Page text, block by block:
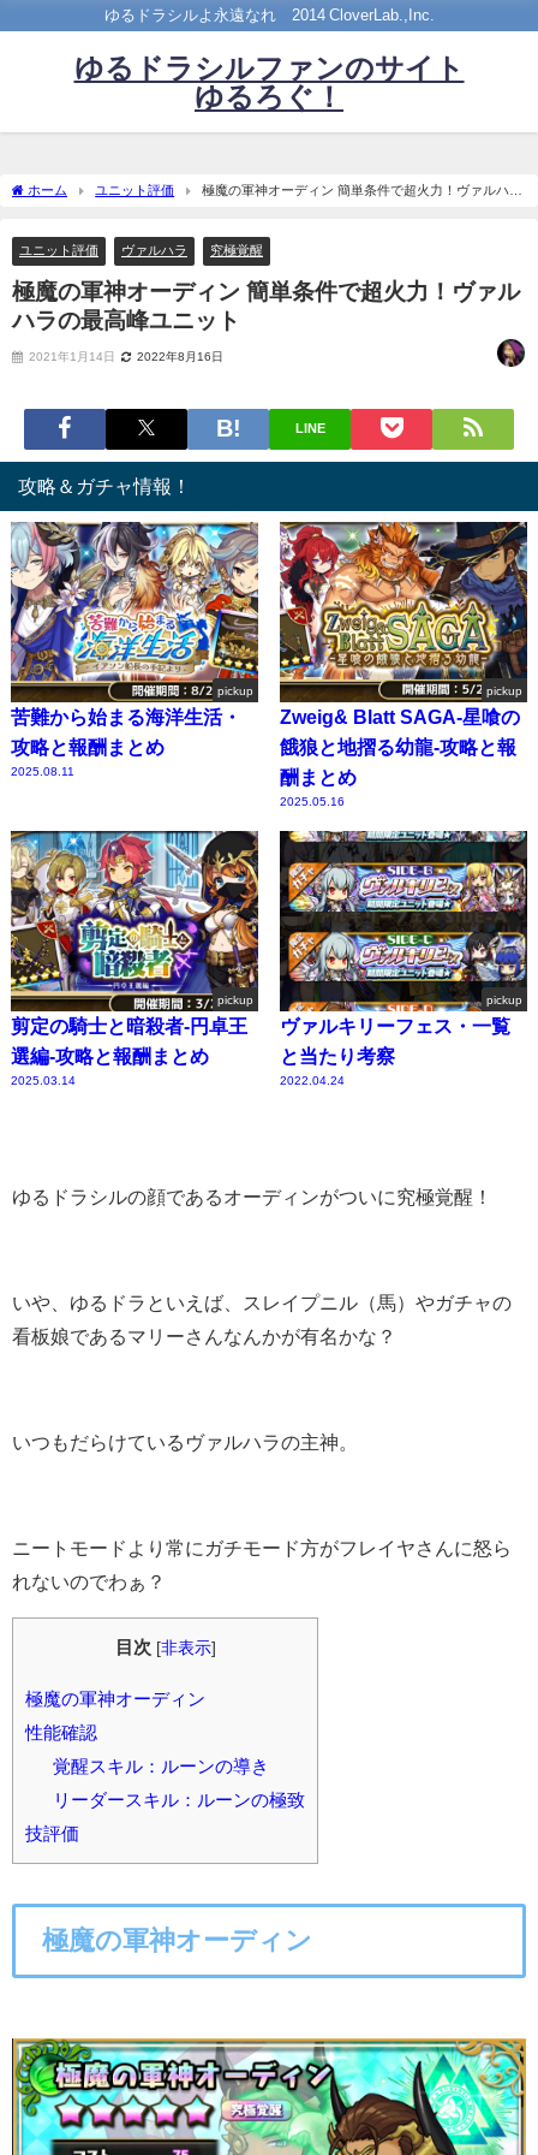
ゆるドラシルよ永遠なれ©2014 CloverLab.,Inc.
ゆるドラシルファンのサイト
ゆるろぐ！
ホーム ユニット評価
極魔の軍神オーディン 簡単条件で超火力！ヴァルハラ
ユニット評価 ヴァルハラ 究極覚醒
極魔の軍神オーディン 簡単条件で超火力！ヴァル
ハラの最高峰ユニット
2021年1月14日 2022年8月16日
LINE
攻略＆ガチャ情報！
pickup
苦難から始まる海洋生活・
攻略と報酬まとめ
2025.08.11
pickup
Zweig& Blatt SAGA-星喰の
餓狼と地摺る幼龍-攻略と報
酬まとめ
2025.05.16
pickup
剪定の騎士と暗殺者-円卓王
選編-攻略と報酬まとめ
2025.03.14
pickup
ヴァルキリーフェス・一覧
と当たり考察
2022.04.24
ゆるドラシルの顔であるオーディンがついに究極覚醒！
いや、ゆるドラといえば、スレイプニル（馬）やガチャの
看板娘であるマリーさんなんかが有名かな？
いつもだらけているヴァルハラの主神。
ニートモードより常にガチモード方がフレイヤさんに怒ら
れないのでわぁ？
目次 [非表示]
極魔の軍神オーディン
性能確認
覚醒スキル：ルーンの導き
リーダースキル：ルーンの極致
技評価
極魔の軍神オーディン